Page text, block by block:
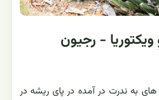
ویکتوریا - رجیون
به ندرت در آمده در پای ریشه در